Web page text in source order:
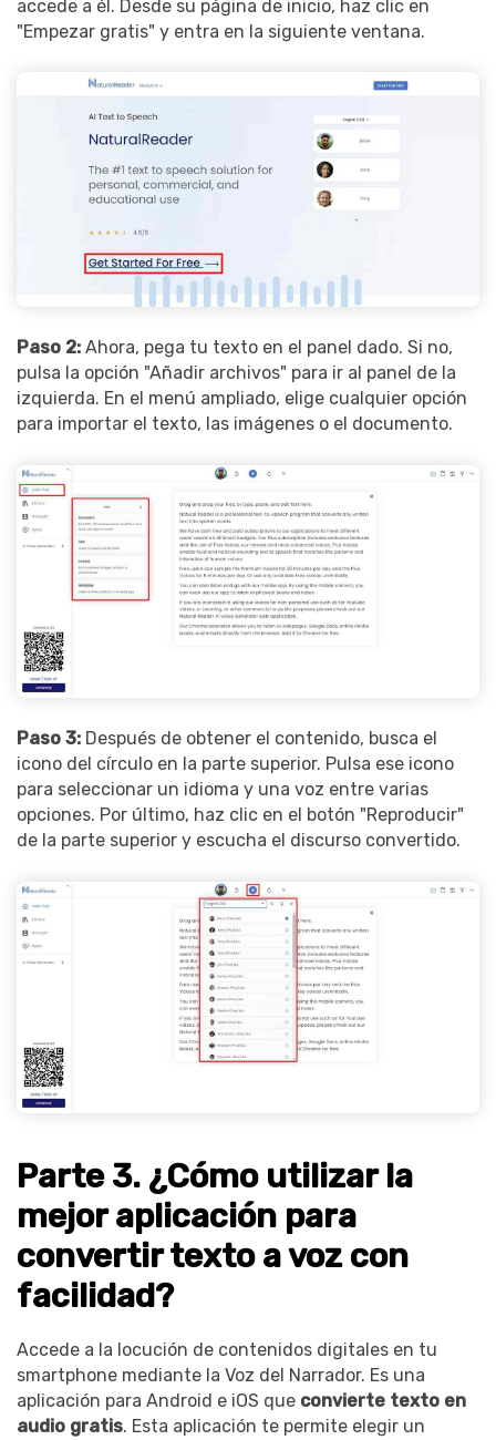
accede a él. Desde su página de inicio, haz clic en
"Empezar gratis" y entra en la siguiente ventana.
Paso 2: Ahora, pega tu texto en el panel dado. Si no,
pulsa la opción "Añadir archivos" para ir al panel de la
izquierda. En el menú ampliado, elige cualquier opción
para importar el texto, las imágenes o el documento.
Paso 3: Después de obtener el contenido, busca el
icono del círculo en la parte superior. Pulsa ese icono
para seleccionar un idioma y una voz entre varias
opciones. Por último, haz clic en el botón "Reproducir"
de la parte superior y escucha el discurso convertido.
Parte 3. ¿Cómo utilizar la
mejor aplicación para
convertir texto a voz con
facilidad?
Accede a la locución de contenidos digitales en tu
smartphone mediante la Voz del Narrador. Es una
aplicación para Android e iOS que convierte texto en
audio gratis. Esta aplicación te permite elegir un